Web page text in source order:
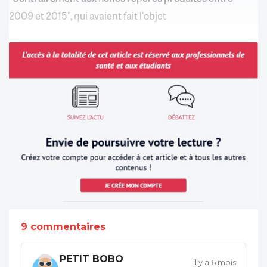
2009 et 2015", qui avaient fait l'objet
9 commentaires
PETIT BOBO il y a 6 mois